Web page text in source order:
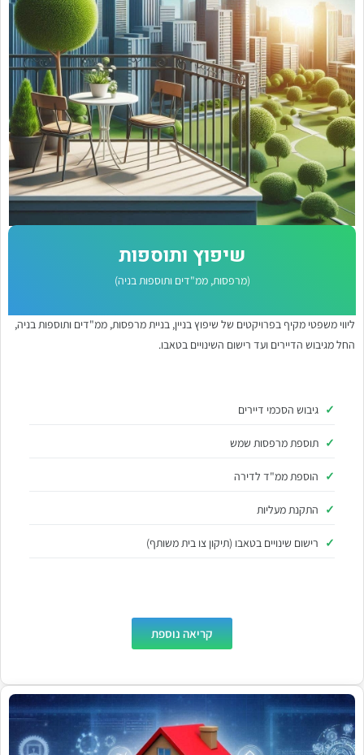
שיפוץ ותוספות
(מרפסות, ממ"דים ותוספות בניה)
ליווי משפטי מקיף בפרויקטים של שיפוץ בניין, בניית מרפסות, ממ"דים ותוספות בניה,
החל מגיבוש הדיירים ועד רישום השינויים בטאבו.
גיבוש הסכמי דיירים
תוספת מרפסות שמש
הוספת ממ"ד לדירה
התקנת מעליות
רישום שינויים בטאבו (תיקון צו בית משותף)
קריאה נוספת